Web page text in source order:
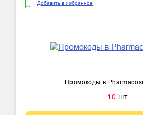
Добавить в избранное
Промокоды в
10 шт